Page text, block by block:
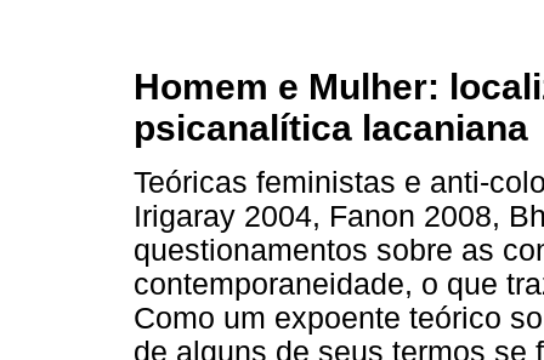
Homem e Mulher:
psicanalítica lacaniana
Teóricas feministas e anti-
Irigaray 2004, Fanon 2008,
questionamentos sobre as
contemporaneidade, o que
Como um expoente teórico
de alguns de seus termos se